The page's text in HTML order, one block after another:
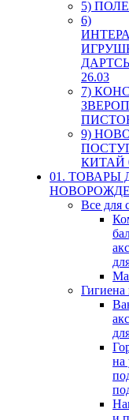
5)
6)
26.03
7)
9)
КИТАЙ
01. ТОВАРЫ
Все для
Гигиена
на